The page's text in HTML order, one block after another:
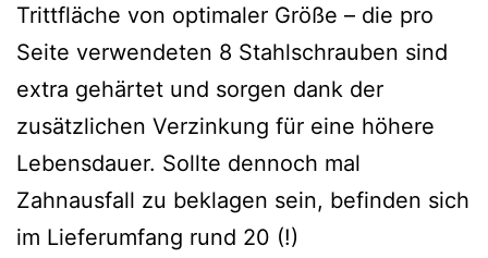
Trittfläche von optimaler Größe – die pro
Seite verwendeten 8 Stahlschrauben sind
extra gehärtet und sorgen dank der
zusätzlichen Verzinkung für eine höhere
Lebensdauer. Sollte dennoch mal
Zahnausfall zu beklagen sein, befinden sich
im Lieferumfang rund 20 (!)